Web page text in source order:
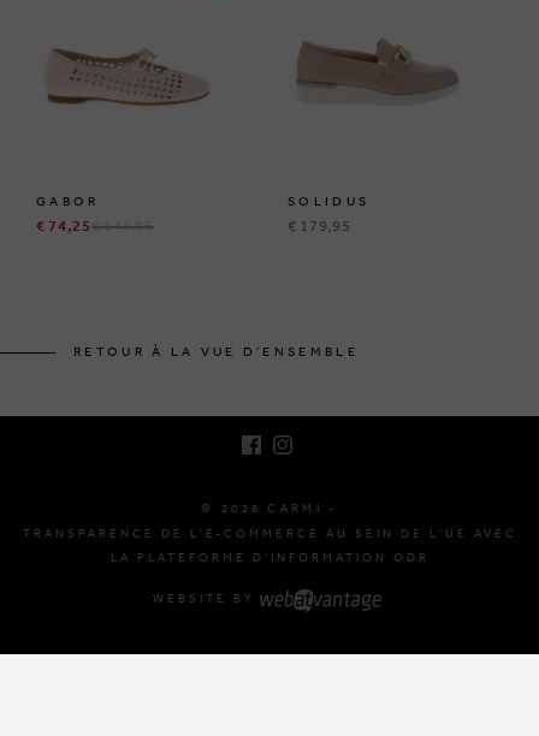
GABOR
€ 74,25€ 144,95
SOLIDUS
€ 179,95
RETOUR À LA VUE D'ENSEMBLE
© 2026 CARMI -
TRANSPARENCE DE L'E-COMMERCE AU SEIN DE L'UE AVEC
LA PLATEFORME D'INFORMATION ODR
WEBSITE BY